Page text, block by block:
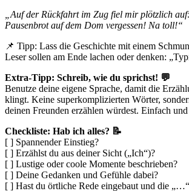
„Auf der Rückfahrt im Zug fiel mir plötzlich
Pausenbrot auf dem Dom vergessen! Na toll!“
📌 Tipp: Lass die Geschichte mit einem
Leser sollen am Ende lachen oder denken:
Extra-Tipp: Schreib, wie du sprichst! 💬
Benutze deine eigene Sprache, damit die
klingt. Keine superkomplizierten Wörter,
deinen Freunden erzählen würdest. Einfach
Checkliste: Hab ich alles? 📝
[ ] Spannender Einstieg?
[ ] Erzählst du aus deiner Sicht („Ich“)?
[ ] Lustige oder coole Momente beschrieben?
[ ] Deine Gedanken und Gefühle dabei?
[ ] Hast du örtliche Rede eingebaut und die